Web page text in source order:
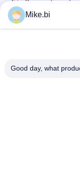
Één
1000mm 16U
van de
Het Weerbestendige
Mike.bi
Good day, what